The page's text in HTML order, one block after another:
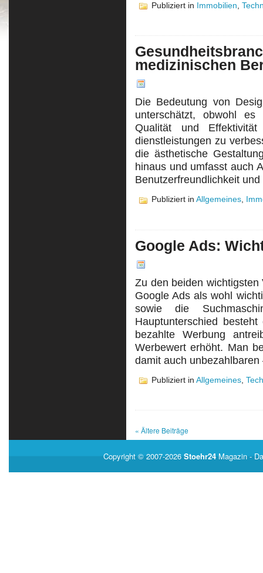
Publiziert in Immobilien,
medizinischen
Die Bedeutung von
unterschätzt, obwohl
Qualität und
dienstleistungen zu
die ästhetische
hinaus und umfasst auch
Benutzerfreundlichkeit
Publiziert in Allgemeines,
Google Ads:
Zu den beiden
Google Ads als wohl
sowie die
Hauptunterschied
bezahlte Werbung
Werbewert erhöht. Man
damit auch
Publiziert in Allgemeines
« Ältere Beiträge
Copyright © 2007-2026 Stoehr24 Magazin -